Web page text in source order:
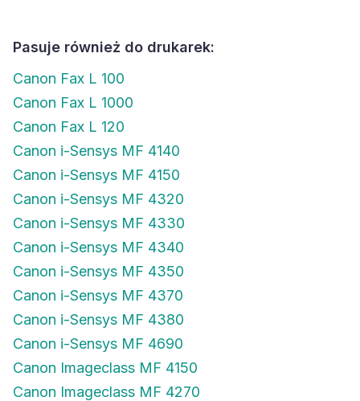
Pasuje również do drukarek:
Canon Fax L 100
Canon Fax L 1000
Canon Fax L 120
Canon i-Sensys MF 4140
Canon i-Sensys MF 4150
Canon i-Sensys MF 4320
Canon i-Sensys MF 4330
Canon i-Sensys MF 4340
Canon i-Sensys MF 4350
Canon i-Sensys MF 4370
Canon i-Sensys MF 4380
Canon i-Sensys MF 4690
Canon Imageclass MF 4150
Canon Imageclass MF 4270